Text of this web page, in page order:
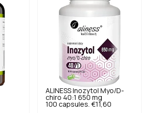
ALINESS Inozytol Myo/D-
chiro 40:1 650 mg
100 capsules. €11,60